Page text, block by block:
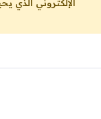
الإلكتروني الذي